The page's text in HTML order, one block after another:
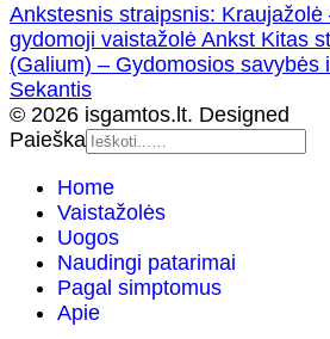
Ankstesnis straipsnis: Kraujažolė
gydomoji vaistažolė Ankst Kitas
(Galium) – Gydomosios savybės
Sekantis
© 2026 isgamtos.lt. Designed
Paieška
Home
Vaistažolės
Uogos
Naudingi patarimai
Pagal simptomus
Apie